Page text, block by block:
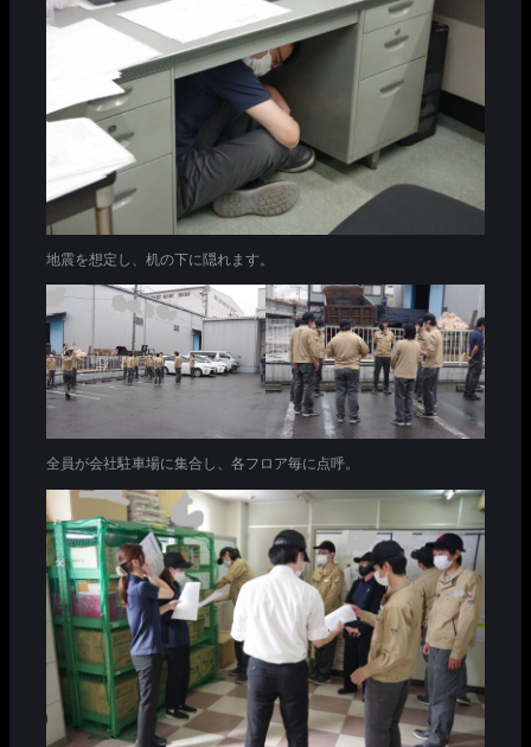
地震を想定し、机の下に隠れます。
全員が会社駐車場に集合し、各フロア毎に点呼。